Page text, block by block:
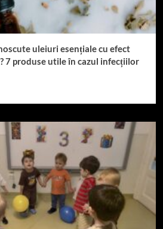
uleiuri esențiale cu efect
7 produse utile în cazul infecțiilor